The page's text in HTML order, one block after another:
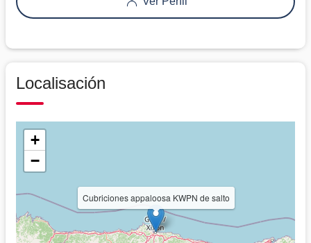
Localisación
Cubriciones appaloosa KWPN de salto
+
−